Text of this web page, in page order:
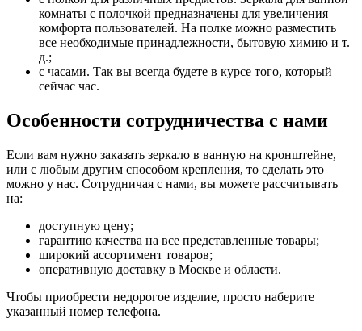
комнаты с полочкой предназначены для увеличения
комфорта пользователей. На полке можно разместить
все необходимые принадлежности, бытовую химию и т.
д.;
с часами. Так вы всегда будете в курсе того, который
сейчас час.
Особенности сотрудничества с нами
Если вам нужно заказать зеркало в ванную на кронштейне,
или с любым другим способом крепления, то сделать это
можно у нас. Сотрудничая с нами, вы можете рассчитывать
на:
доступную цену;
гарантию качества на все представленные товары;
широкий ассортимент товаров;
оперативную доставку в Москве и области.
Чтобы приобрести недорогое изделие, просто наберите
указанный номер телефона.